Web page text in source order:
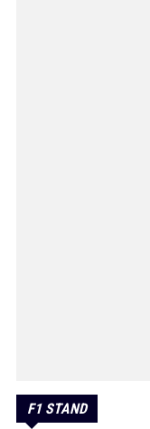
F1 STAND